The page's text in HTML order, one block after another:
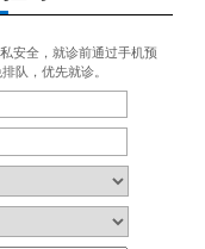
安全，就诊前通过手机预
队，优先就诊。